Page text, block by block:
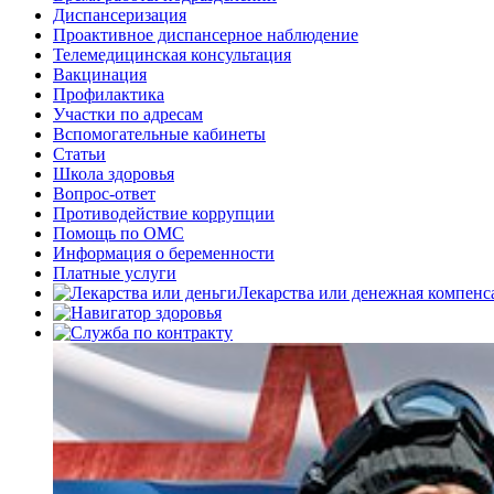
Диспансеризация
Проактивное диспансерное наблюдение
Телемедицинская консультация
Вакцинация
Профилактика
Участки по адресам
Вспомогательные кабинеты
Статьи
Школа здоровья
Вопрос-ответ
Противодействие коррупции
Помощь по ОМС
Информация о беременности
Платные услуги
Лекарства или денежная